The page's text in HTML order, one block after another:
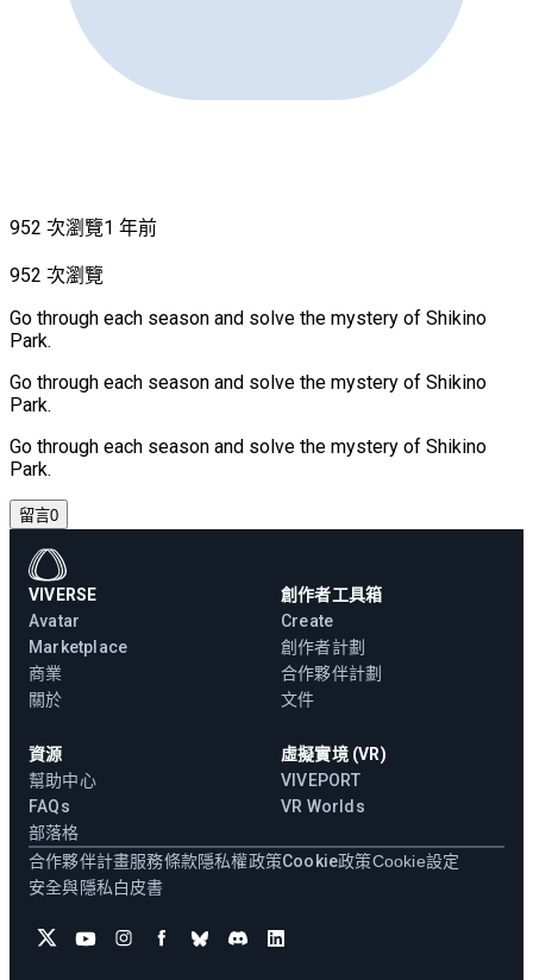
952 次瀏覽1 年前
952 次瀏覽
Go through each season and solve the mystery of Shikino
Park.
Go through each season and solve the mystery of Shikino
Park.
Go through each season and solve the mystery of Shikino
Park.
留言0
VIVERSE
Avatar
Marketplace
商業
關於
創作者工具箱
Create
創作者計劃
合作夥伴計劃
文件
資源
幫助中心
FAQs
部落格
虛擬實境 (VR)
VIVEPORT
VR Worlds
合作夥伴計畫服務條款隱私權政策Cookie政策Cookie設定
安全與隱私白皮書